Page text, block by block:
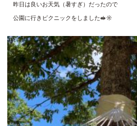
昨日は良いお天気（暑すぎ）だったので
公園に行きピクニックをしました🥪☼